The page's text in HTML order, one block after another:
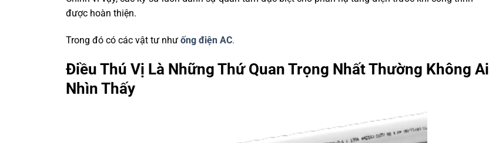
được hoàn thiện.
Trong đó có các vật tư như ống điện AC.
Điều Thú Vị Là Những Thứ Quan Trọng Nhất Thường Không Ai
Nhìn Thấy